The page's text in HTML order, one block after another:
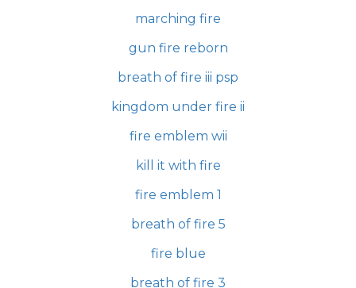
marching fire
gun fire reborn
breath of fire iii psp
kingdom under fire ii
fire emblem wii
kill it with fire
fire emblem 1
breath of fire 5
fire blue
breath of fire 3